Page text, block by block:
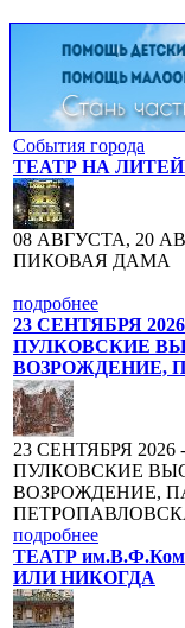
События города
ТЕАТР НА
08 АВГУСТА, 20
ПИКОВАЯ ДАМА
подробнее
23 СЕНТЯБРЯ
ПУЛКОВСКИЕ
ВОЗРОЖДЕНИЕ,
23 СЕНТЯБРЯ 2026
ПУЛКОВСКИЕ
ВОЗРОЖДЕНИЕ,
подробнее
ТЕАТР
ИЛИ НИКОГДА